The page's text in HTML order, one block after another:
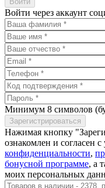
Войти через аккаунт
Минимум 8 символов
Нажимая кнопку
ознакомлен и согласен
конфиденциальности,
бонусной программе, а
моих персональных